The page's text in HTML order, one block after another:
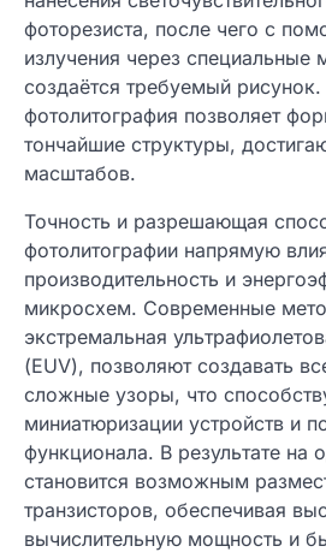
фоторезиста, после чего с
излучения через специальные
создаётся требуемый
фотолитография позволяет
тончайшие структуры,
масштабов.
Точность и разрешающая
фотолитографии напрямую
производительность и
микросхем. Современные
экстремальная
(EUV), позволяют создавать
сложные узоры, что
миниатюризации устройств и
функционала. В результате на
становится возможным
транзисторов, обеспечивая
вычислительную мощность и